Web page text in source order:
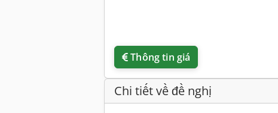
Thông tin giá
Chi tiết về đề nghị